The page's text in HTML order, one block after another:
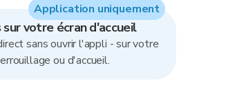
votre écran d'accueil
sans ouvrir l'appli - sur votre
ou d'accueil.
Application uniquement